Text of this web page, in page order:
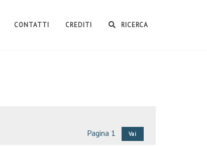
CONTATTI CREDITI RICERCA
Pagina 1 Vai